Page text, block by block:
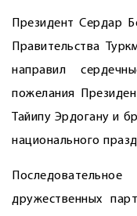
Президент Сердар
Правительства
направил
пожелания
Тайипу Эрдогану и
национального
дружественных